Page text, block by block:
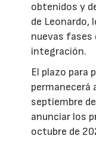
obtenidos y
de Leonardo,
nuevas fases
integración.
El plazo para
permanecerá
septiembre
anunciar los
octubre de